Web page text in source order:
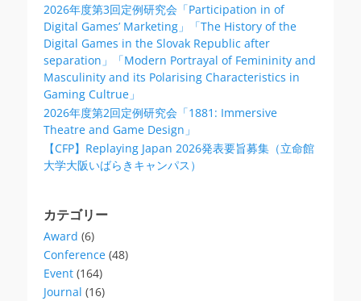
2026年度第3回定例研究会「Participation in of
Digital Games’ Marketing」「The History of the
Digital Games in the Slovak Republic after
separation」「Modern Portrayal of Femininity and
Masculinity and its Polarising Characteristics in
Gaming Cultrue」
2026年度第2回定例研究会「1881: Immersive
Theatre and Game Design」
【CFP】Replaying Japan 2026発表要旨募集（立命館
大学大阪いばらきキャンパス）
カテゴリー
Award (6)
Conference (48)
Event (164)
Journal (16)